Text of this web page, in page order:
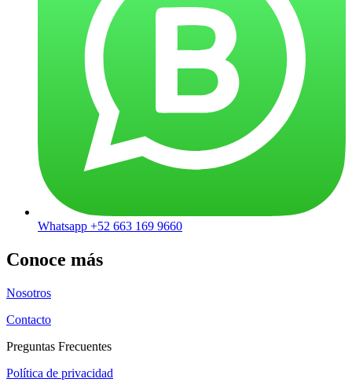
Whatsapp +52 663 169 9660
Conoce más
Nosotros
Contacto
Preguntas Frecuentes
Política de privacidad